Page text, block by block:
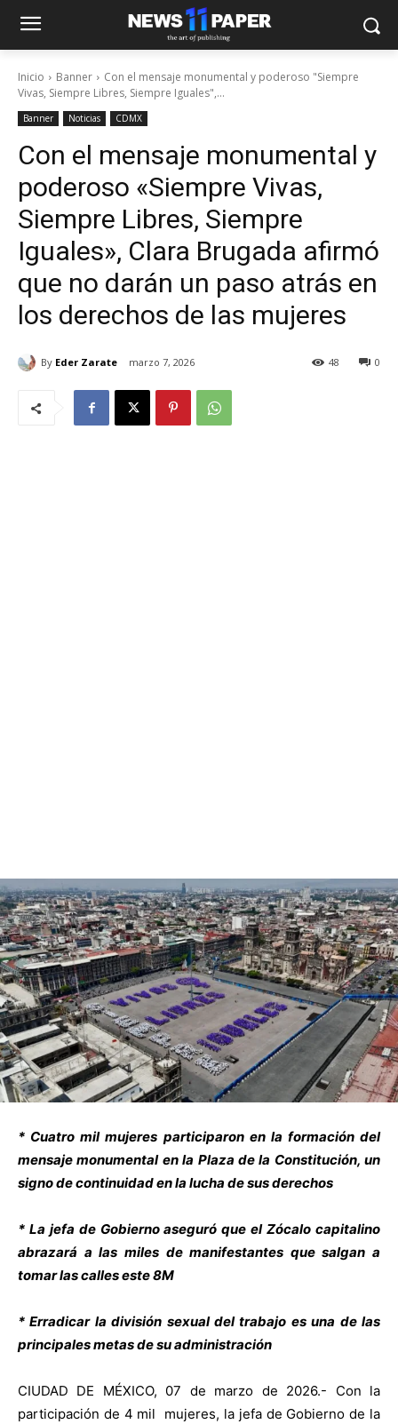
Inicio Banner
Con el mensaje monumental y poderoso "Siempre
Vivas, Siempre Libres, Siempre Iguales",...
Banner Noticias CDMX
Con el mensaje monumental y
poderoso «Siempre Vivas,
Siempre Libres, Siempre
Iguales», Clara Brugada afirmó
que no darán un paso atrás en
los derechos de las mujeres
By Eder Zarate marzo 7, 2026 0
48
* Cuatro mil mujeres participaron en la formación del
mensaje monumental en la Plaza de la Constitución, un
signo de continuidad en la lucha de sus derechos
* La jefa de Gobierno aseguró que el Zócalo capitalino
abrazará a las miles de manifestantes que salgan a
tomar las calles este 8M
* Erradicar la división sexual del trabajo es una de las
principales metas de su administración
CIUDAD DE MÉXICO, 07 de marzo de 2026.- Con la
participación de 4 mil mujeres, la jefa de Gobierno de la